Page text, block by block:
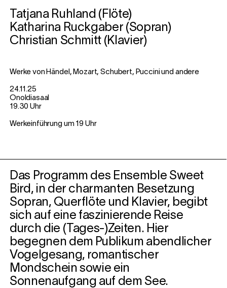
Tatjana Ruhland (Flöte)
Katharina Ruckgaber (Sopran)
Christian Schmitt (Klavier)
Werke von Händel, Mozart, Schubert, Puccini und andere
24.11.25
Onoldiasaal
19.30 Uhr
Werkeinführung um 19 Uhr
Das Programm des Ensemble Sweet
Bird, in der charmanten Besetzung
Sopran, Querflöte und Klavier, begibt
sich auf eine faszinierende Reise
durch die (Tages-)Zeiten. Hier
begegnen dem Publikum abendlicher
Vogelgesang, romantischer
Mondschein sowie ein
Sonnenaufgang auf dem See.